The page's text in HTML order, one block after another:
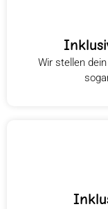
Wir stellen